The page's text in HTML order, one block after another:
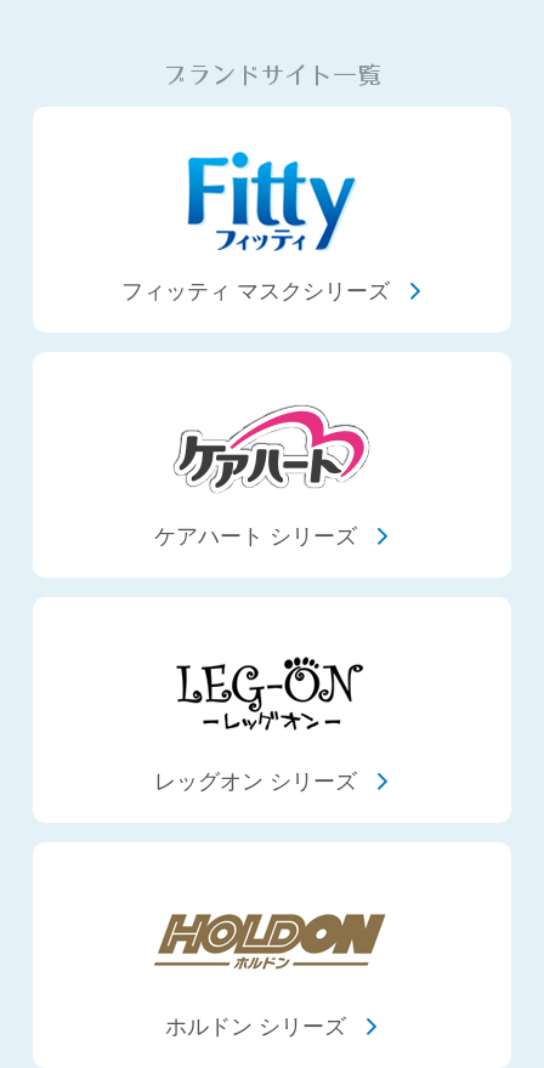
ブランドサイト一覧
フィッティ マスクシリーズ
ケアハート シリーズ
レッグオン シリーズ
ホルドン シリーズ